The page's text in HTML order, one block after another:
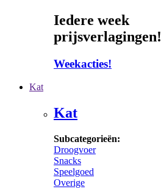
Iedere week
prijsverlagingen!
Weekacties!
Kat
Kat
Subcategorieën:
Droogvoer
Snacks
Speelgoed
Overige